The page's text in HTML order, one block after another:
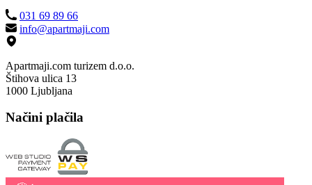
031 69 89 66
info@apartmaji.com
Apartmaji.com turizem d.o.o.
Štihova ulica 13
1000 Ljubljana
Načini plačila